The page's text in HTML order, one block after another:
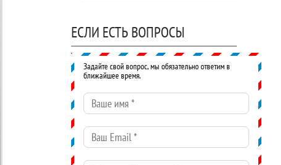
ЕСЛИ ЕСТЬ ВОПРОСЫ
Задайте свой вопрос, мы обязательно ответим в
ближайшее время.
Ваше имя *
Ваш Email*